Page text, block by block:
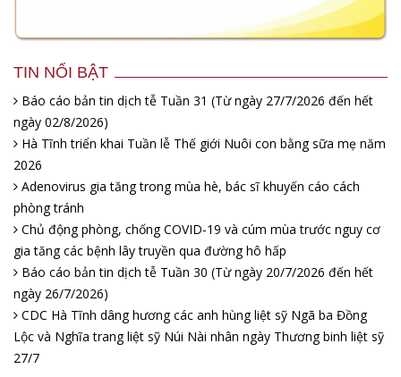
TIN NỔI BẬT
Báo cáo bản tin dịch tễ Tuần 31 (Từ ngày 27/7/2026 đến hết
ngày 02/8/2026)
Hà Tĩnh triển khai Tuần lễ Thế giới Nuôi con bằng sữa mẹ năm
2026
Adenovirus gia tăng trong mùa hè, bác sĩ khuyến cáo cách
phòng tránh
Chủ động phòng, chống COVID-19 và cúm mùa trước nguy cơ
gia tăng các bệnh lây truyền qua đường hô hấp
Báo cáo bản tin dịch tễ Tuần 30 (Từ ngày 20/7/2026 đến hết
ngày 26/7/2026)
CDC Hà Tĩnh dâng hương các anh hùng liệt sỹ Ngã ba Đồng
Lộc và Nghĩa trang liệt sỹ Núi Nài nhân ngày Thương binh liệt sỹ
27/7